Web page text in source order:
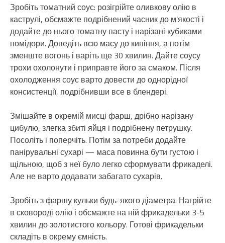
Зробіть томатний соус: розігрійте оливкову олію в
каструлі, обсмажте подрібнений часник до м’якості і
додайте до нього томатну пасту і нарізані кубиками
помідори. Доведіть всю масу до кипіння, а потім
зменште вогонь і варіть ще 30 хвилин. Дайте соусу
трохи охолонути і приправте його за смаком. Після
охолодження соус варто довести до однорідної
консистенції, подрібнивши все в блендері.
Змішайте в окремій мисці фарш, дрібно нарізану
цибулю, злегка збиті яйця і подрібнену петрушку.
Посоліть і поперчіть. Потім за потреби додайте
панірувальні сухарі — маса повинна бути густою і
щільною, щоб з неї було легко сформувати фрикаделі.
Але не варто додавати забагато сухарів.
Зробіть з фаршу кульки будь-якого діаметра. Нагрійте
в сковороді олію і обсмажте на ній фрикадельки 3-5
хвилин до золотистого кольору. Готові фрикадельки
складіть в окрему ємність.